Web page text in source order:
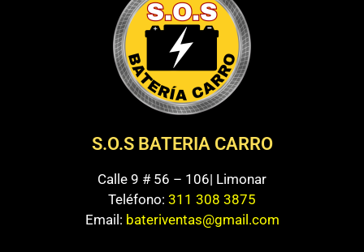
S.O.S BATERIA CARRO
Calle 9 # 56 – 106| Limonar
Teléfono: 311 308 3875
Email: bateriventas@gmail.com